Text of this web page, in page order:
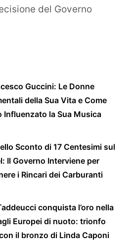
del Governo
Guccini: Le Donne
della Sua Vita e Come
Influenzato la Sua Musica
Sconto di 17 Centesimi sul
Il Governo Interviene per
i Rincari dei Carburanti
conquista l’oro nella
Europei di nuoto: trionfo
il bronzo di Linda Caponi